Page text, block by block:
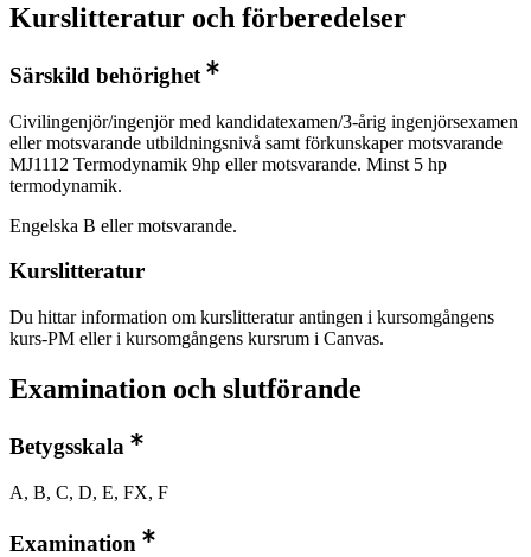
Kurslitteratur och förberedelser
Särskild behörighet
Civilingenjör/ingenjör med kandidatexamen/3-årig ingenjörsexamen
eller motsvarande utbildningsnivå samt förkunskaper motsvarande
MJ1112 Termodynamik 9hp eller motsvarande. Minst 5 hp
termodynamik.
Engelska B eller motsvarande.
Kurslitteratur
Du hittar information om kurslitteratur antingen i kursomgångens
kurs-PM eller i kursomgångens kursrum i Canvas.
Examination och slutförande
Betygsskala
A, B, C, D, E, FX, F
Examination